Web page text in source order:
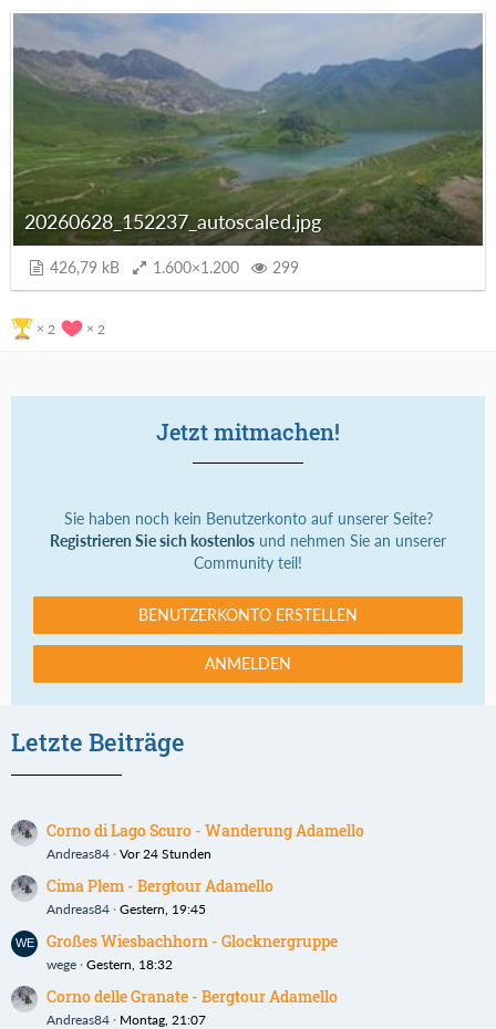
20260628_152237_autoscaled.jpg
426,79 kB 1.600×1.200 299
2 2
Jetzt mitmachen!
Sie haben noch kein Benutzerkonto auf unserer Seite?
Registrieren Sie sich kostenlos und nehmen Sie an unserer
Community teil!
BENUTZERKONTO ERSTELLEN
ANMELDEN
Letzte Beiträge
Corno di Lago Scuro - Wanderung Adamello
Andreas84 Vor 24 Stunden
Cima Plem - Bergtour Adamello
Andreas84 Gestern, 19:45
Großes Wiesbachhorn - Glocknergruppe
wege Gestern, 18:32
Corno delle Granate - Bergtour Adamello
Andreas84 Montag, 21:07